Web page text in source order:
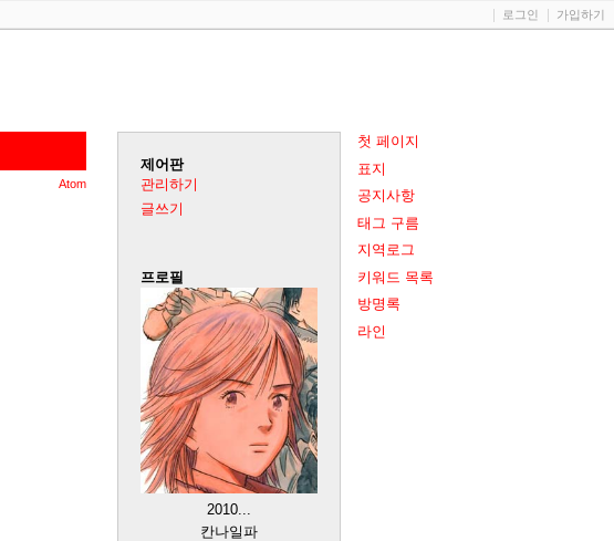
첫 페이지
표지
공지사항
태그 구름
지역로그
키워드 목록
방명록
라인
Atom
제어판
관리하기
글쓰기
프로필
2010...
칸나일파
로그인 가입하기